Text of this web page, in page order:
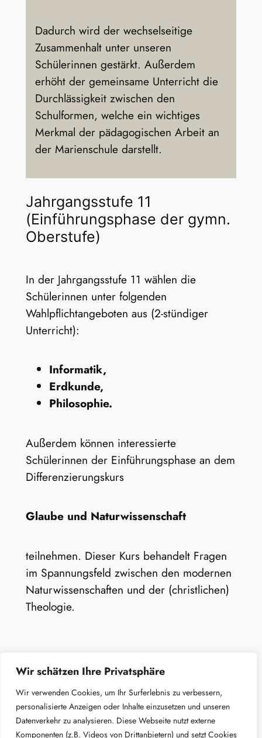
Wir schätzen Ihre Privatsphäre
Wir verwenden Cookies, um Ihr Surferlebnis zu verbessern,
personalisierte Anzeigen oder Inhalte einzusetzen und unseren
Datenverkehr zu analysieren. Diese Webseite nutzt externe
Komponenten (z.B. Videos von Drittanbietern) und setzt Cookies
Dadurch wird der wechselseitige
Zusammenhalt unter unseren
Schülerinnen gestärkt. Außerdem
erhöht der gemeinsame Unterricht die
Durchlässigkeit zwischen den
Schulformen, welche ein wichtiges
Merkmal der pädagogischen Arbeit an
der Marienschule darstellt.
Jahrgangsstufe 11
(Einführungsphase der gymn.
Oberstufe)
In der Jahrgangsstufe 11 wählen die
Schülerinnen unter folgenden
Wahlpflichtangeboten aus (2-stündiger
Unterricht):
Informatik,
Erdkunde,
Philosophie.
Außerdem können interessierte
Schülerinnen der Einführungsphase an dem
Differenzierungskurs
Glaube und Naturwissenschaft
teilnehmen. Dieser Kurs behandelt Fragen
im Spannungsfeld zwischen den modernen
Naturwissenschaften und der (christlichen)
Theologie.
Marienschule Fulda